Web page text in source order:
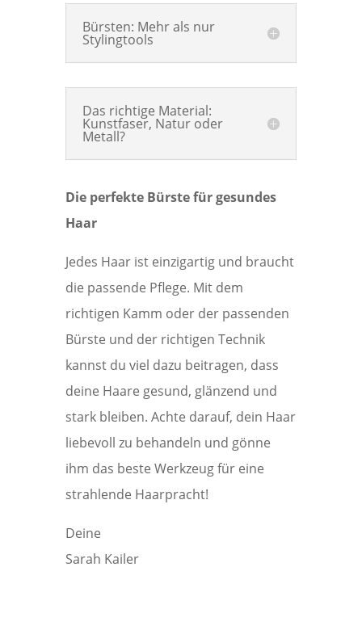
Bürsten: Mehr als nur
Stylingtools
Das richtige Material:
Kunstfaser, Natur oder
Metall?
Die perfekte Bürste für gesundes
Haar
Jedes Haar ist einzigartig und braucht
die passende Pflege. Mit dem
richtigen Kamm oder der passenden
Bürste und der richtigen Technik
kannst du viel dazu beitragen, dass
deine Haare gesund, glänzend und
stark bleiben. Achte darauf, dein Haar
liebevoll zu behandeln und gönne
ihm das beste Werkzeug für eine
strahlende Haarpracht!
Deine
Sarah Kailer